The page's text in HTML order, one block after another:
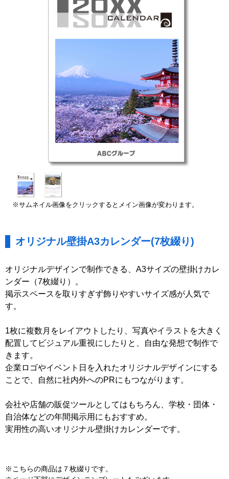
※サムネイル画像をクリックするとメイン画像が変わります。
オリジナル壁掛A3カレンダー(7枚綴り)
オリジナルデザインで制作できる、A3サイズの壁掛けカレ
ンダー（7枚綴り）。
掲示スペースを取りすぎず飾りやすいサイズ感が人気で
す。
1枚に複数月をレイアウトしたり、写真やイラストを大きく
配置してビジュアル重視にしたりと、自由な発想で制作で
きます。
企業ロゴやイベント日を入れたオリジナルデザインにする
ことで、自然に社内外へのPRにもつながります。
会社や店舗の販促ツールとしてはもちろん、学校・団体・
自治体などの年間掲示用にもおすすめ。
実用性の高いオリジナル壁掛けカレンダーです。
※こちらの商品は７枚綴りです。